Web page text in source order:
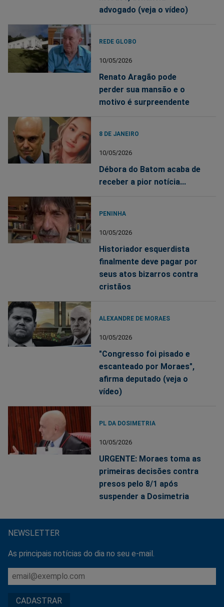
advogado (veja o vídeo)
REDE GLOBO
10/05/2026
Renato Aragão pode
perder sua mansão e o
motivo é surpreendente
8 DE JANEIRO
10/05/2026
Débora do Batom acaba de
receber a pior notícia...
PENINHA
10/05/2026
Historiador esquerdista
finalmente deve pagar por
seus atos bizarros contra
cristãos
ALEXANDRE DE MORAES
10/05/2026
"Congresso foi pisado e
escanteado por Moraes",
afirma deputado (veja o
vídeo)
PL DA DOSIMETRIA
10/05/2026
URGENTE: Moraes toma as
primeiras decisões contra
presos pelo 8/1 após
suspender a Dosimetria
NEWSLETTER
As principais notícias do dia no seu e-mail.